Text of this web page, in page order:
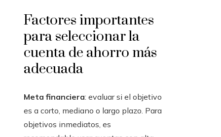
Factores importantes
para seleccionar la
cuenta de ahorro más
adecuada
Meta financiera: evaluar si el objetivo
es a corto, mediano o largo plazo. Para
objetivos inmediatos, es